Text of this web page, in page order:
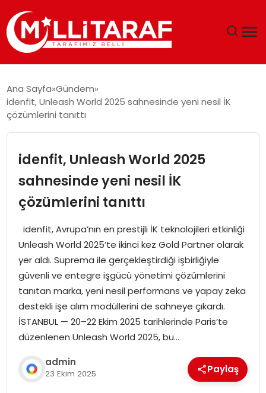
ÖZEL SAYFALAR
SPOR
SIYASET
MAGAZIN
Ana Sayfa Gündem
idenfit, Unleash World 2025 sahnesinde yeni nesil İK
çözümlerini tanıttı
idenfit, Unleash World 2025
sahnesinde yeni nesil İK
çözümlerini tanıttı
idenfit, Avrupa’nın en prestijli İK teknolojileri etkinliği
Unleash World 2025’te ikinci kez Gold Partner olarak
yer aldı. Suprema ile gerçekleştirdiği işbirliğiyle
güvenli ve entegre işgücü yönetimi çözümlerini
tanıtan marka, yeni nesil performans ve yapay zeka
destekli işe alım modüllerini de sahneye çıkardı.
İSTANBUL — 20–22 Ekim 2025 tarihlerinde Paris’te
düzenlenen Unleash World 2025, bu…
admin
23 Ekim 2025 Paylaş